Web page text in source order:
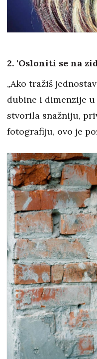
2. 'Osloniti se na
„Ako tražiš
dubine i dimenzije
stvorila snažniju,
fotografiju, ovo je